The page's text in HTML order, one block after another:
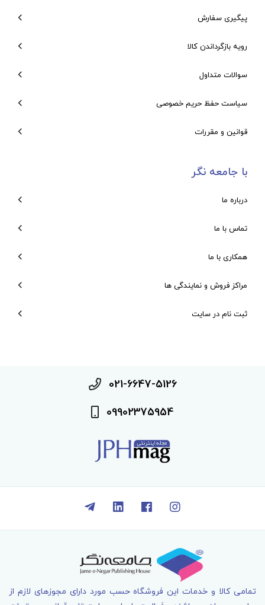
پیگیری سفارش
رویه بازگرداندن کالا
سوالات متداول
سیاست حفظ حریم خصوصی
قوانین و مقررات
با جامعه نگر
درباره ما
تماس با ما
همکاری با ما
مراکز فروش و نمایندگی ها
ثبت نام در سایت
021-6647-5126
09902375954
تمامی کالا و خدمات اين فروشگاه حسب مورد دارای مجوزهای لازم از